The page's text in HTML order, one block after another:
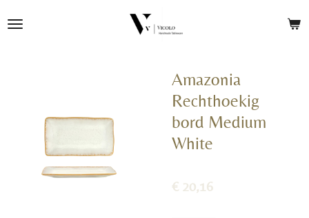
direct
Amazonia
Rechthoekig
bord Medium
White
€ 20,16